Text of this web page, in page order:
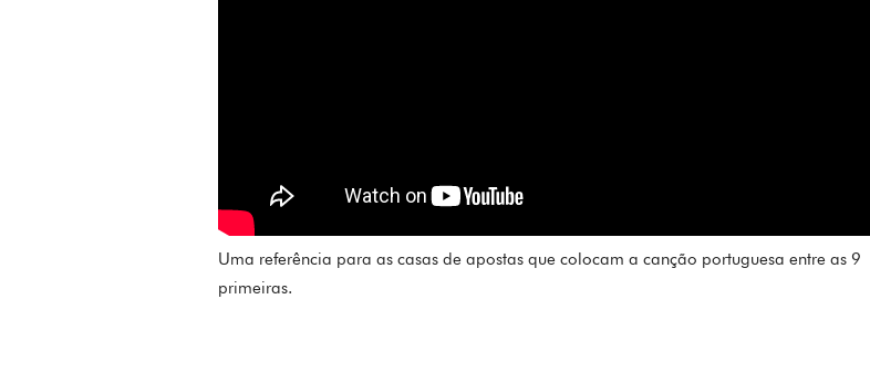
Uma referência para as casas de apostas que colocam a canção portuguesa entre as 9
primeiras.